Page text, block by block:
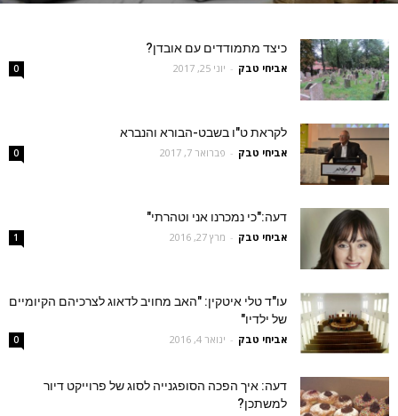
כיצד מתמודדים עם אובדן?
אביחי טבק - יוני 25, 2017 0
לקראת ט"ו בשבט-הבורא והנברא
אביחי טבק - פברואר 7, 2017 0
דעה:"כי נמכרנו אני וטהרתי"
אביחי טבק - מרץ 27, 2016 1
עו"ד טלי איטקין: "האב מחויב לדאוג לצרכיהם הקיומיים
של ילדיו"
אביחי טבק - ינואר 4, 2016 0
דעה: איך הפכה הסופגנייה לסוג של פרוייקט דיור
למשתכן?